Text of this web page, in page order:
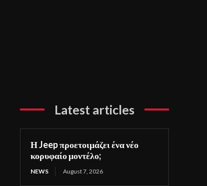
Latest articles
Η Jeep προετοιμάζει ένα νέο
κορυφαίο μοντέλο;
NEWS August 7, 2026